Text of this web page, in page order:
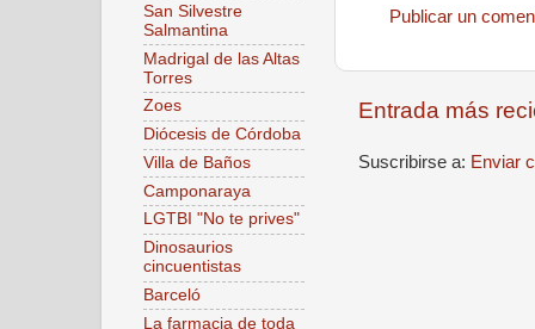
Publicar un
Entrada más
Suscribirse a: Enviar
San Silvestre
Salmantina
Madrigal de las Altas
Torres
Zoes
Diócesis de Córdoba
Villa de Baños
Camponaraya
LGTBI "No te prives"
Dinosaurios
cincuentistas
Barceló
La farmacia de toda